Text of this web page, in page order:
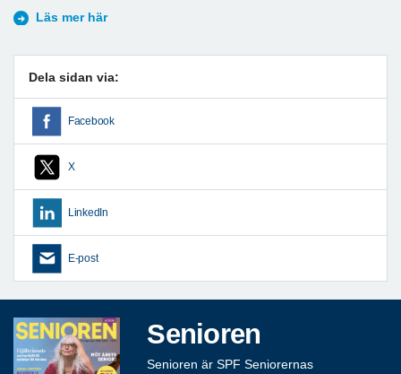
Läs mer här
Dela sidan via:
Facebook
X
LinkedIn
E-post
Senioren
Senioren är SPF Seniorernas